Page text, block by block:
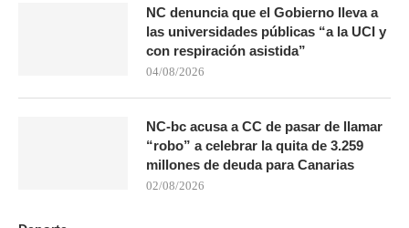
NC denuncia que el Gobierno lleva a
las universidades públicas “a la UCI y
con respiración asistida”
04/08/2026
NC-bc acusa a CC de pasar de llamar
“robo” a celebrar la quita de 3.259
millones de deuda para Canarias
02/08/2026